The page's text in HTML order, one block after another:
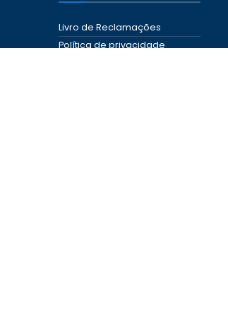
Livro de Reclamações
Política de privacidade